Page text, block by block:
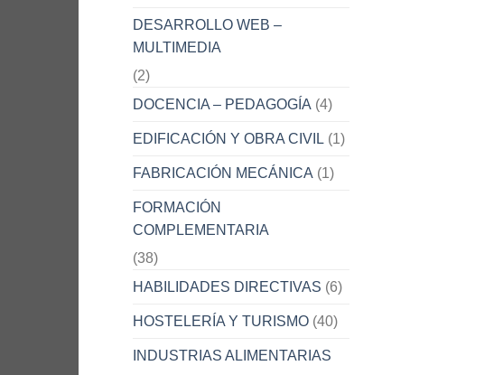
DESARROLLO WEB –
MULTIMEDIA
(2)
DOCENCIA – PEDAGOGÍA (4)
EDIFICACIÓN Y OBRA CIVIL (1)
FABRICACIÓN MECÁNICA (1)
FORMACIÓN
COMPLEMENTARIA
(38)
HABILIDADES DIRECTIVAS (6)
HOSTELERÍA Y TURISMO (40)
INDUSTRIAS ALIMENTARIAS